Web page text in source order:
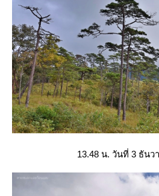
13.48 น. วันที่ 3 ธันว